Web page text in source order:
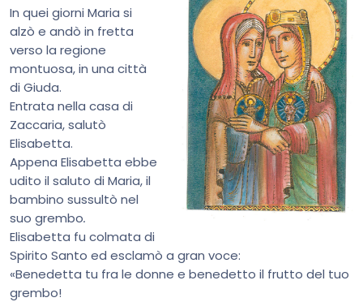
In quei giorni Maria si
alzò e andò in fretta
verso la regione
montuosa, in una città
di Giuda.
Entrata nella casa di
Zaccaria, salutò
Elisabetta.
Appena Elisabetta ebbe
udito il saluto di Maria, il
bambino sussultò nel
suo grembo.
Elisabetta fu colmata di
Spirito Santo ed esclamò a gran voce:
«Benedetta tu fra le donne e benedetto il frutto del tuo
grembo!